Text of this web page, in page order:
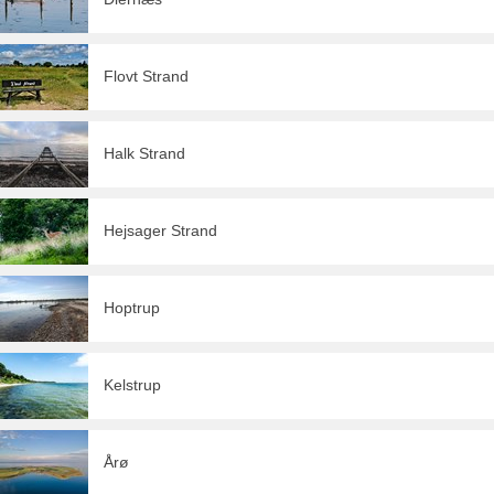
Flovt Strand
Halk Strand
Hejsager Strand
Hoptrup
Kelstrup
Årø